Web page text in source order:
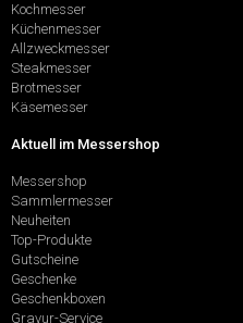
Kochmesser
Küchenmesser
Allzweckmesser
Steakmesser
Brotmesser
Käsemesser
Aktuell im Messershop
Messershop
Sammlermesser
Neuheiten
Top-Produkte
Gutscheine
Geschenke
Geschenkboxen
Gravur-Service